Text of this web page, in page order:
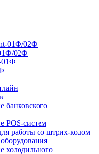
01Ф/02Ф
02Ф
банковского
POS-систем
работы со штрих-кодом
холодильного